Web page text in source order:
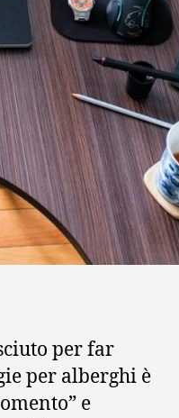
per far
per alberghi è
e